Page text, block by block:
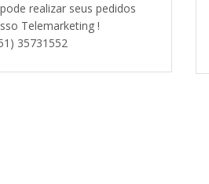
realizar seus pedidos
Telemarketing !
35731552